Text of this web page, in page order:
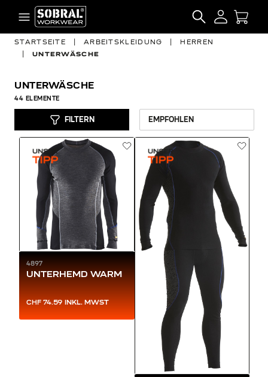
Zum Inhalt springen
SEARCH
STARTSEITE ARBEITSKLEIDUNG
HERREN
UNTERWÄSCHE
UNTERWÄSCHE
44 ELEMENTE
FILTERN
4897
UNTERHEMD WARM
CHF 74.59 INKL. MWST